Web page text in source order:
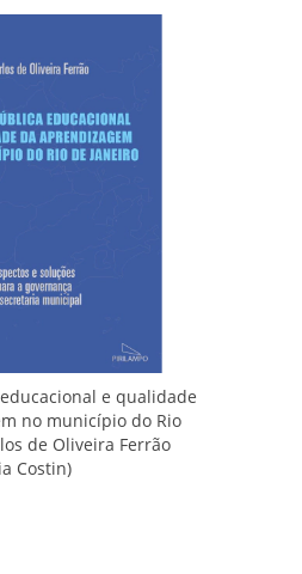
e qualidade
no município do Rio
de Oliveira Ferrão
Costin)